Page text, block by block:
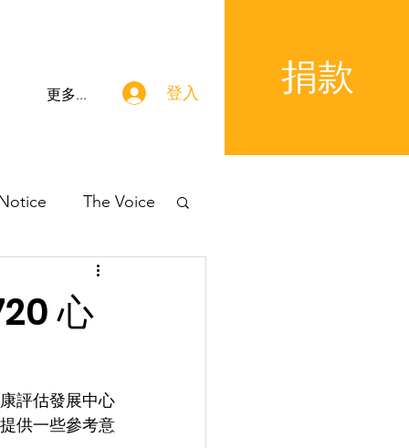
更多... 登入 捐款
The Voice
心
評估發展中心
供一些參考意